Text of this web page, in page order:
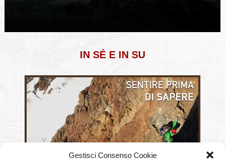
Gestisci Consenso Cookie
IN SÉ E IN SU